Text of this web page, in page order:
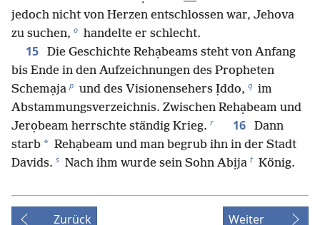
jedoch nicht von Herzen entschlossen war, Jehova
zu suchen, o handelte er schlecht.
15
Die Geschichte Rehạbeams steht von Anfang
bis Ende in den Aufzeichnungen des Propheten
Schemạja p und des Visionensehers Ịddo, q im
Abstammungsverzeichnis. Zwischen Rehạbeam und
Jerọbeam herrschte ständig Krieg. r 16
Dann
starb * Rehạbeam und man begrub ihn in der Stadt
Davids. s Nach ihm wurde sein Sohn Abịja t König.
Zurück Weiter